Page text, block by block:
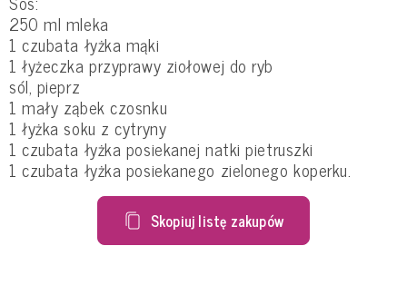
250 ml mleka
1 czubata łyżka mąki
1 łyżeczka przyprawy ziołowej do ryb
sól, pieprz
1 mały ząbek czosnku
1 łyżka soku z cytryny
1 czubata łyżka posiekanej natki pietruszki
1 czubata łyżka posiekanego zielonego koperku.
Skopiuj listę zakupów